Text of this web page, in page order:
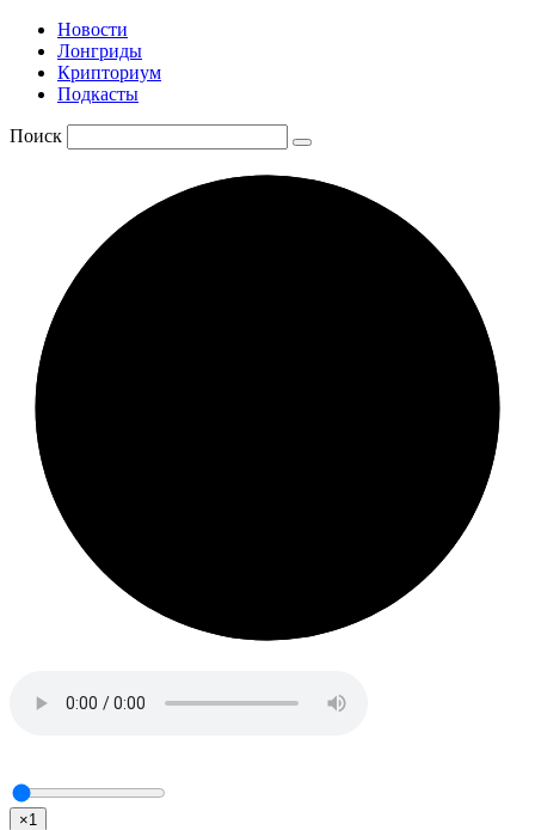
Новости
Лонгриды
Крипториум
Подкасты
Поиск
×1